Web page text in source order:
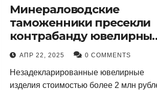
Минераловодские
таможенники пресекли
контрабанду ювелирных
изделий на 2 млн рублей
АПР 22, 2025 0 COMMENTS
Незадекларированные ювелирные
изделия стоимостью более 2 млн